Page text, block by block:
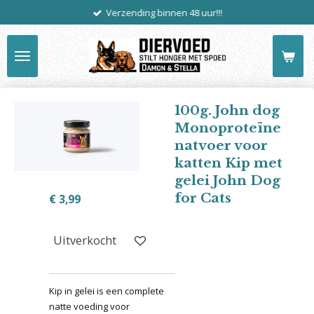
de
hoofdinhoud
Verzending binnen 48 uur!!!
100g. John dog
Monoproteïne
natvoer voor
katten Kip met
gelei John Dog
for Cats
€ 3,99
Uitverkocht
Kip in gelei is een complete
natte voeding voor